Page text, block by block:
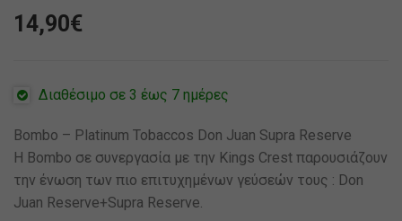
14,90€
Διαθέσιμο σε 3 έως 7 ημέρες
Bombo – Platinum Tobaccos Don Juan Supra Reserve
Η Βombo σε συνεργασία με την Kings Crest παρουσιάζουν
την ένωση των πιο επιτυχημένων γεύσεών τους : Don
Juan Reserve+Supra Reserve.